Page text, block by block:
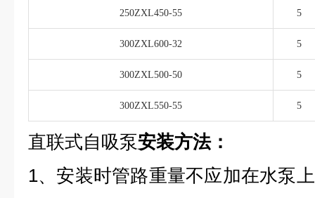
250ZXL450-55 5
300ZXL600-32 5
300ZXL500-50 5
300ZXL550-55 5
直联式自吸泵安装方法：
1、安装时管路重量不应加在水泵